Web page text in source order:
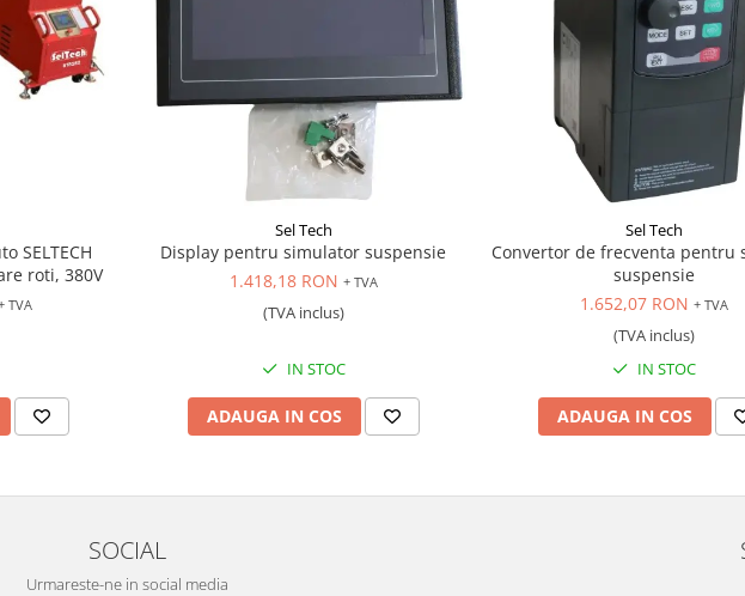
SELTECH
roti, 380V
TVA
Sel Tech
Display pentru simulator suspensie
1.418,18 RON + TVA
(TVA inclus)
IN STOC
ADAUGA IN COS
Sel Tech
Convertor de frecventa pentru
suspensie
1.652,07 RON + TVA
(TVA inclus)
IN STOC
ADAUGA IN COS
SOCIAL
Urmareste-ne in social media